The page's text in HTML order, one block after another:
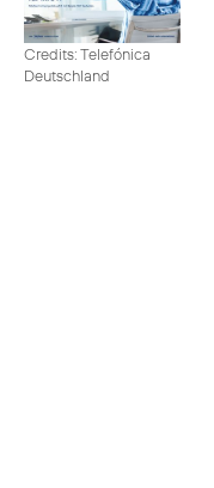
Credits: Telefónica
Deutschland